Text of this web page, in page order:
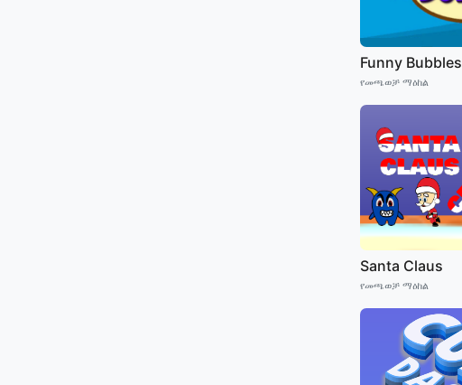
Funny Bubbles
የመጫወቻ ማዕከል
Santa Claus
የመጫወቻ ማዕከል